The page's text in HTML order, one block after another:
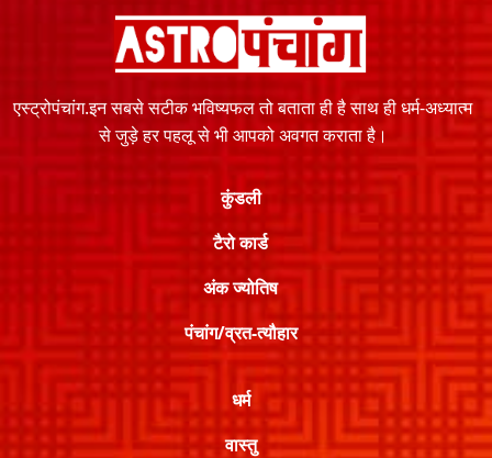
एस्ट्रोपंचांग.इन सबसे सटीक भविष्यफल तो बताता ही है साथ ही धर्म-अध्यात्म
से जुड़े हर पहलू से भी आपको अवगत कराता है।
कुंडली
टैरो कार्ड
अंक ज्योतिष
पंचांग/व्रत-त्यौहार
धर्म
वास्तु